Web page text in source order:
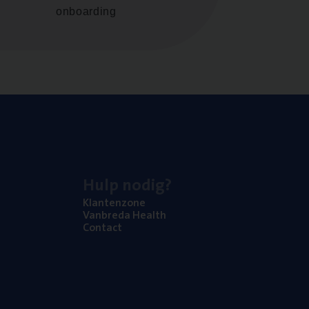
onboarding
Klan­ten­zo­ne
Van­b­re­da Health
Con­tact